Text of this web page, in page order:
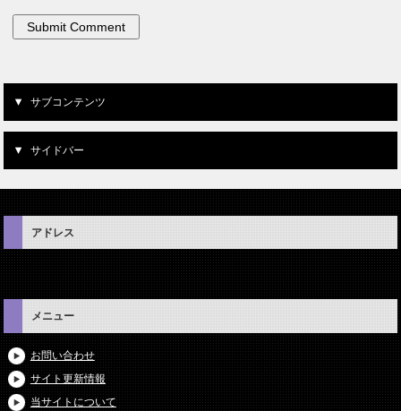
サブコンテンツ
サイドバー
アドレス
メニュー
お問い合わせ
サイト更新情報
当サイトについて